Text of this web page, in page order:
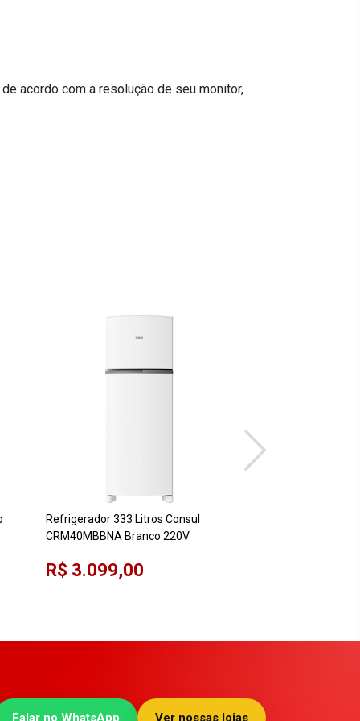
acordo com a resolução de seu monitor,
Refrigerador 333 Litros Consul
CRM40MBBNA Branco 220V
R$ 3.099,00